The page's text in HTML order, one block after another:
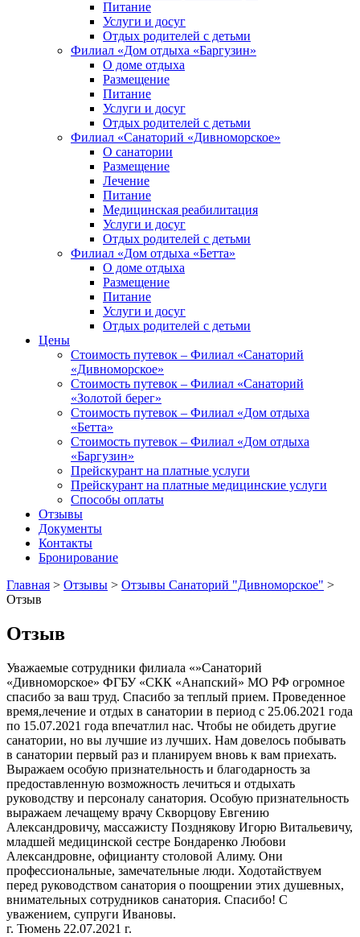
Питание
Услуги и досуг
Отдых родителей с детьми
Филиал «Дом отдыха «Баргузин»
О доме отдыха
Размещение
Питание
Услуги и досуг
Отдых родителей с детьми
Филиал «Санаторий «Дивноморское»
О санатории
Размещение
Лечение
Питание
Медицинская реабилитация
Услуги и досуг
Отдых родителей с детьми
Филиал «Дом отдыха «Бетта»
О доме отдыха
Размещение
Питание
Услуги и досуг
Отдых родителей с детьми
Цены
Стоимость путевок – Филиал «Санаторий
«Дивноморское»
Стоимость путевок – Филиал «Санаторий
«Золотой берег»
Стоимость путевок – Филиал «Дом отдыха
«Бетта»
Стоимость путевок – Филиал «Дом отдыха
«Баргузин»
Прейскурант на платные услуги
Прейскурант на платные медицинские услуги
Способы оплаты
Отзывы
Документы
Контакты
Бронирование
Главная > Отзывы > Отзывы Санаторий "Дивноморское" >
Отзыв
Отзыв
Уважаемые сотрудники филиала «»Санаторий
«Дивноморское» ФГБУ «СКК «Анапский» МО РФ огромное
спасибо за ваш труд. Спасибо за теплый прием. Проведенное
время,лечение и отдых в санатории в период с 25.06.2021 года
по 15.07.2021 года впечатлил нас. Чтобы не обидеть другие
санатории, но вы лучшие из лучших. Нам довелось побывать
в санатории первый раз и планируем вновь к вам приехать.
Выражаем особую признательность и благодарность за
предоставленную возможность лечиться и отдыхать
руководству и персоналу санатория. Особую признательность
выражаем лечащему врачу Скворцову Евгению
Александровичу, массажисту Позднякову Игорю Витальевичу,
младшей медицинской сестре Бондаренко Любови
Александровне, официанту столовой Алиму. Они
профессиональные, замечательные люди. Ходотайствуем
перед руководством санатория о поощрении этих душевных,
внимательных сотрудников санатория. Спасибо! С
уважением, супруги Ивановы.
г. Тюмень 22.07.2021 г.